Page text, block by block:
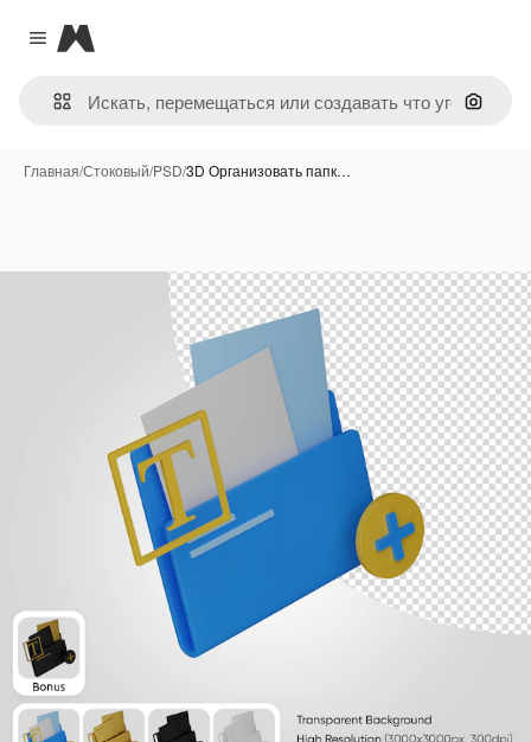
Close menu
Magnific
Поиск
Главная/Стоковый/PSD/3D Организовать папк…